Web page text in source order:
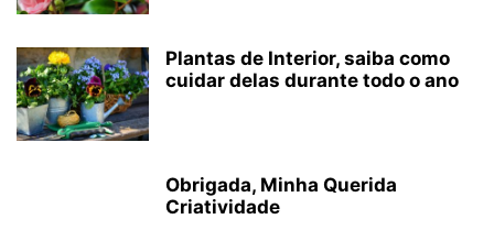
Plantas de Interior, saiba como
cuidar delas durante todo o ano
Obrigada, Minha Querida
Criatividade